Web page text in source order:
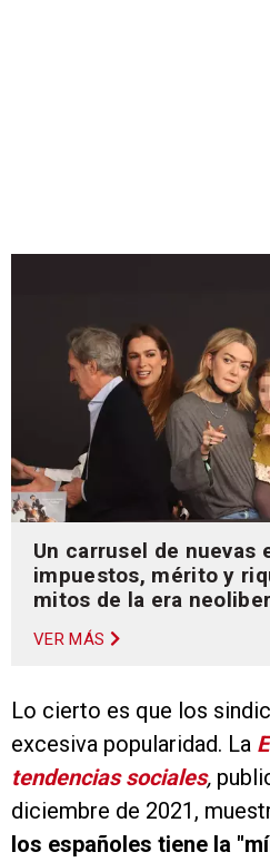
Un carrusel de nuevas
impuestos, mérito y
mitos de la era
VER MÁS
Lo cierto es que los
excesiva popularidad. La
tendencias sociales,
diciembre de 2021,
los españoles tiene la